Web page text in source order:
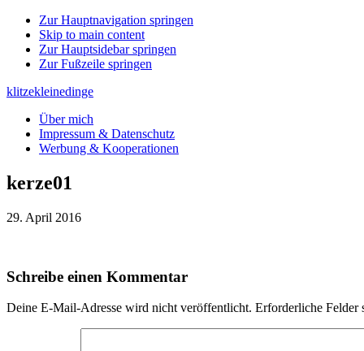
Zur Hauptnavigation springen
Skip to main content
Zur Hauptsidebar springen
Zur Fußzeile springen
klitzekleinedinge
Über mich
Impressum & Datenschutz
Werbung & Kooperationen
kerze01
29. April 2016
Leser-
Schreibe einen Kommentar
Deine E-Mail-Adresse wird nicht veröffentlicht. Erforderliche Felder